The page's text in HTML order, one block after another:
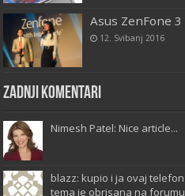
Asus ZenFone
12. Svibanj 2016
Zadnji komentari
Nimesh Patel: Nice article...
blazz: kupio i ja ovaj
tema je obrisana na forumu